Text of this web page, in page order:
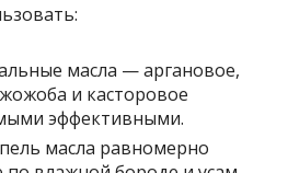
масла — аргановое,
и касторовое
эффективными.
масла равномерно